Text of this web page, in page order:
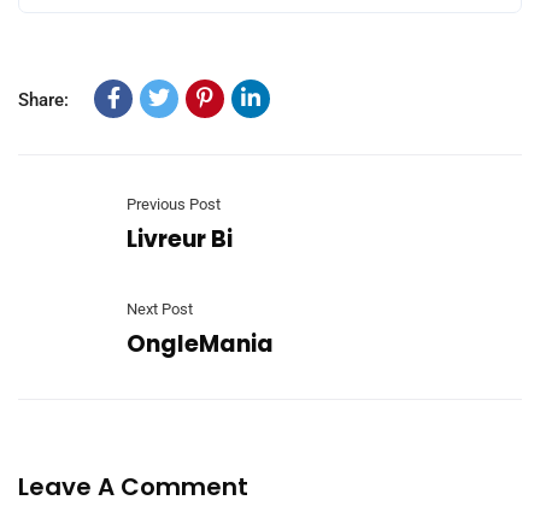
Share:
Previous Post
Livreur Bi
Next Post
OngleMania
Leave A Comment